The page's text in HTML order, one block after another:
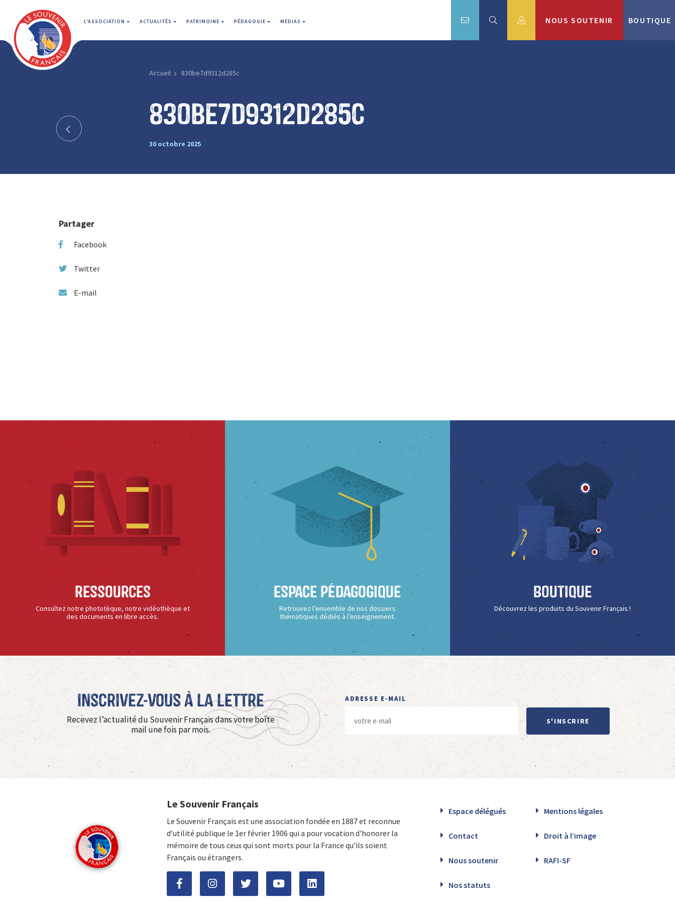
L'ASSOCIATION ACTUALITÉS PATRIMOINE PÉDAGOGIE MÉDIAS NOUS SOUTENIR BOUTIQUE
Accueil 830be7d9312d285c
830be7d9312d285c
30 octobre 2025
Partager
Facebook
Twitter
E-mail
Ressources
Consultez notre phototèque, notre vidéothèque et
des documents en libre accès.
Espace Pédagogique
Retrouvez l’ensemble de nos dossiers
thématiques dédiés à l’enseignement.
Boutique
Découvrez les produits du Souvenir Français !
Inscrivez-vous à La Lettre
Recevez l’actualité du Souvenir Français dans votre boîte
mail une fois par mois.
ADRESSE E-MAIL
S'INSCRIRE
Le Souvenir Français
Le Souvenir Français est une association fondée en 1887 et reconnue
d’utilité publique le 1er février 1906 qui a pour vocation d'honorer la
mémoire de tous ceux qui sont morts pour la France qu’ils soient
Français ou étrangers.
Espace délégués Mentions légales
Contact Droit à l’image
Nous soutenir RAFI-SF
Nos statuts